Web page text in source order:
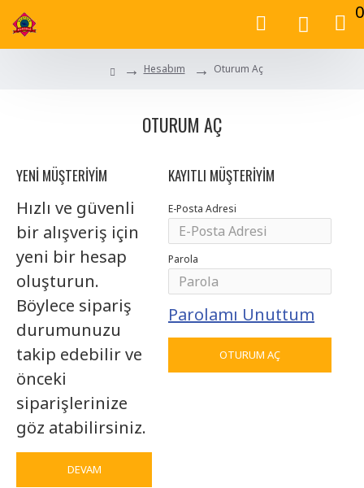
0
Hesabım Oturum Aç
OTURUM AÇ
YENI MÜŞTERIYIM
Hızlı ve güvenli
bir alışveriş için
yeni bir hesap
oluşturun.
Böylece sipariş
durumunuzu
takip edebilir ve
önceki
siparişlerinize
göz atabilirsiniz.
DEVAM
KAYITLI MÜŞTERIYIM
E-Posta Adresi
Parola
Parolamı Unuttum
OTURUM AÇ